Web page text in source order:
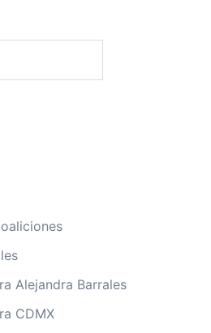
Alejandra Barrales
CDMX